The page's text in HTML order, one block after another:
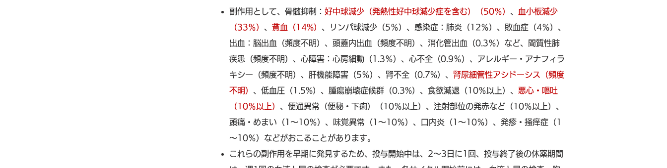
副作用として、骨髄抑制： 好中球減少（発熱性好中球減少症を含む）（50％） 、 血小板減少
（33％） 、 貧血（14%） 、リンパ球減少（5％）、感染症：肺炎（12％）、敗血症（4％）、
出血：脳出血（頻度不明）、頭蓋内出血（頻度不明）、消化管出血（0.3％）など、間質性肺
疾患（頻度不明）、心障害：心房細動（1.3％）、心不全（0.9％）、アレルギー・アナフィラ
キシー（頻度不明）、肝機能障害（5％）、腎不全（0.7%）、 腎尿細管性アシドーシス（頻度
不明） 、低血圧（1.5%）、腫瘍崩壊症候群（0.3%）、食欲減退（10％以上）、 悪心・嘔吐
（10％以上） 、便通異常（便秘・下痢）（10％以上）、注射部位の発赤など（10％以上）、
頭痛・めまい（1～10％）、味覚異常（1～10％）、口内炎（1～10％）、発疹・掻痒症（1
～10％）などがおこることがあります。
これらの副作用を早期に発見するため、投与開始中は、2～3日に1回、投与終了後の休薬期間